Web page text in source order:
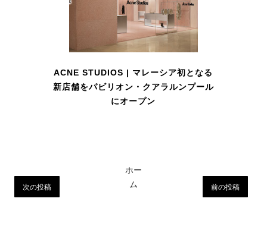
ACNE STUDIOS | マレーシア初となる
新店舗をパビリオン・クアラルンプール
にオープン
次の投稿 前の投稿
ホー
ム